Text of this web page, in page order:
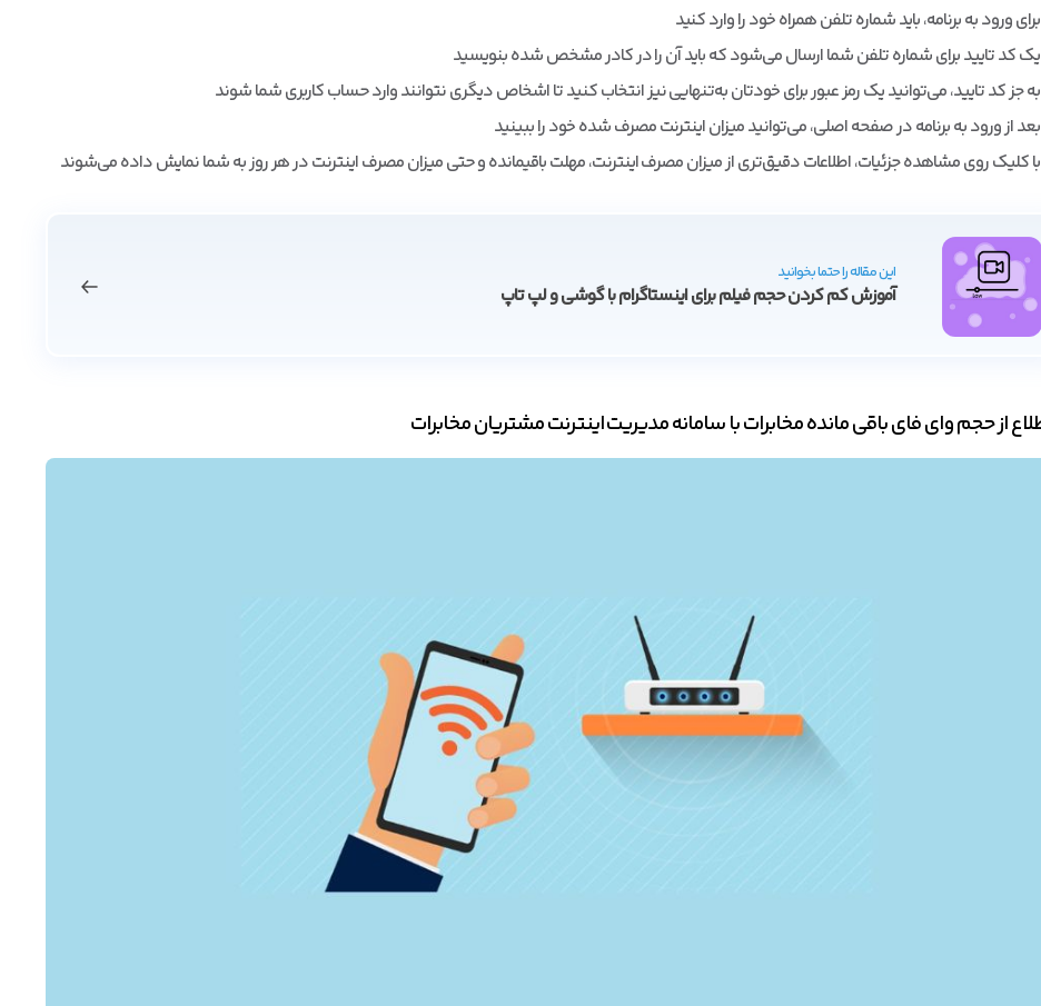
برای ورود به برنامه، باید شماره تلفن همراه خود را وارد کنید
یک کد تایید برای شماره تلفن شما ارسال می‌شود که باید آن را در کادر مشخص شده بنویسید
به جز کد تایید، می‌توانید یک رمز عبور برای خودتان به‌تنهایی نیز انتخاب کنید تا اشخاص دیگری نتوانند وارد حساب کاربری شما شوند
بعد از ورود به برنامه در صفحه اصلی، می‌توانید میزان اینترنت مصرف شده خود را ببینید
با کلیک روی مشاهده جزئیات، اطلاعات دقیق‌تری از میزان مصرف اینترنت، مهلت باقیمانده و حتی میزان مصرف اینترنت در هر روز به شما نمایش داده می‌شوند
این مقاله را حتما بخوانید
آموزش کم کردن حجم فیلم برای اینستاگرام با گوشی و لپ تاپ